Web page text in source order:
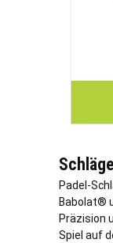
Padel-
Babolat®
Präzision
Spiel auf